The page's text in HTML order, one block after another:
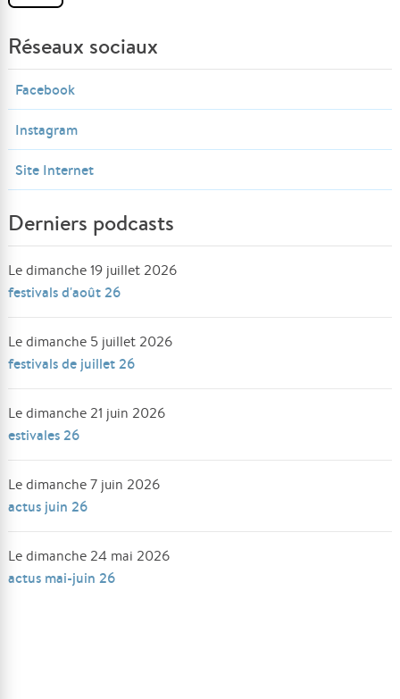
Réseaux sociaux
Facebook
Instagram
Site Internet
Derniers podcasts
Le dimanche 19 juillet 2026
festivals d'août 26
Le dimanche 5 juillet 2026
festivals de juillet 26
Le dimanche 21 juin 2026
estivales 26
Le dimanche 7 juin 2026
actus juin 26
Le dimanche 24 mai 2026
actus mai-juin 26